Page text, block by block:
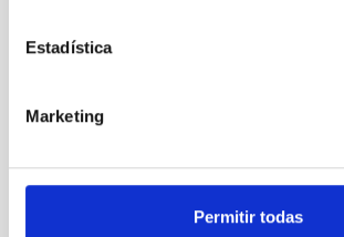
Estadística
Marketing
Permitir todas
Telescopio Carlos Sanchez